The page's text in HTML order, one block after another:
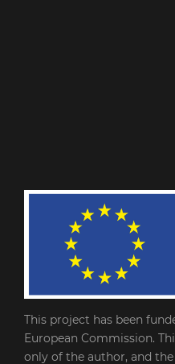
This project has been
European Commission.
only of the author, and